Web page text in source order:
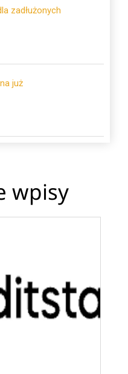
zadłużonych
już
wpisy